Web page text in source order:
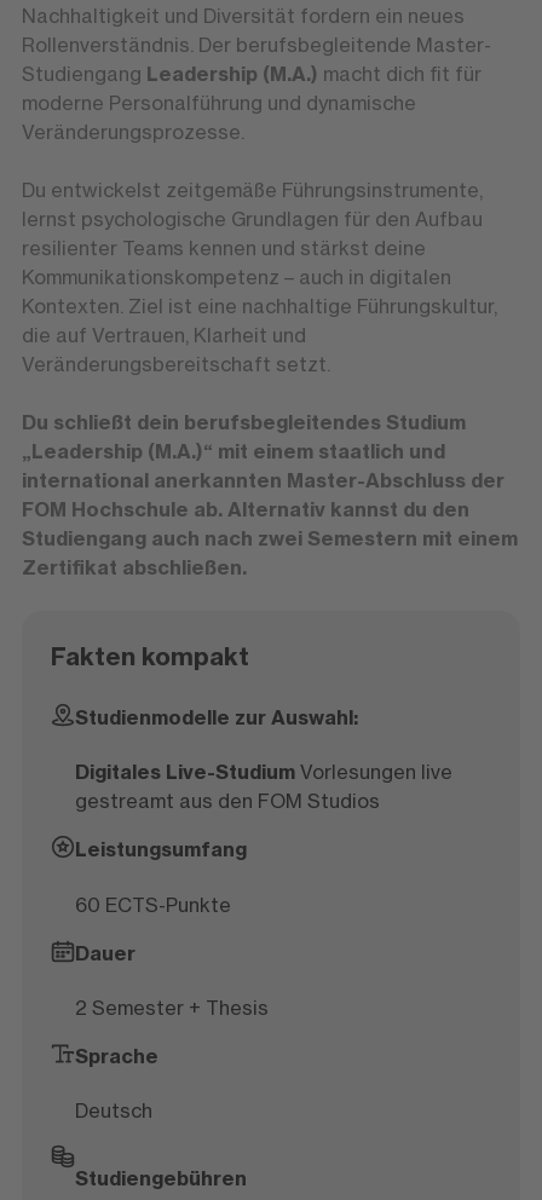
Nachhaltigkeit und Diversität fordern ein neues
Rollenverständnis. Der berufsbegleitende Master-
Studiengang Leadership (M.A.) macht dich fit für
moderne Personalführung und dynamische
Veränderungsprozesse.
Du entwickelst zeitgemäße Führungsinstrumente,
lernst psychologische Grundlagen für den Aufbau
resilienter Teams kennen und stärkst deine
Kommunikationskompetenz – auch in digitalen
Kontexten. Ziel ist eine nachhaltige Führungskultur,
die auf Vertrauen, Klarheit und
Veränderungsbereitschaft setzt.
Du schließt dein berufsbegleitendes Studium
„Leadership (M.A.)“ mit einem staatlich und
international anerkannten Master-Abschluss der
FOM Hochschule ab. Alternativ kannst du den
Studiengang auch nach zwei Semestern mit einem
Zertifikat abschließen.
Fakten kompakt
Studienmodelle zur Auswahl:
Digitales Live-StudiumVorlesungen live
gestreamt aus den FOM Studios
Leistungsumfang
60 ECTS-Punkte
Dauer
2 Semester + Thesis
Sprache
Deutsch
Studiengebühren